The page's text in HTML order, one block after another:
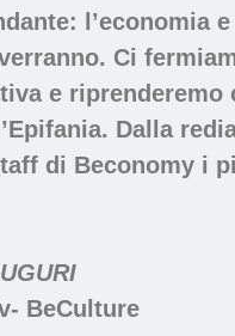
l’economia
Ci
e riprenderemo
Dalla
di Beconomy i
BeCulture